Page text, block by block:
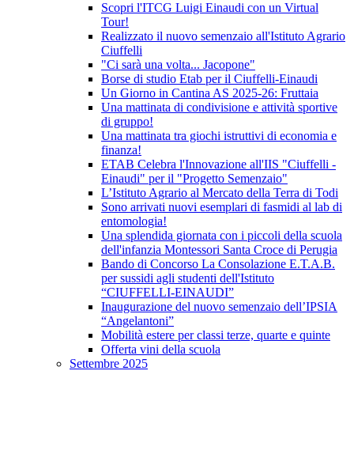
Scopri l'ITCG Luigi Einaudi con un Virtual
Tour!
Realizzato il nuovo semenzaio all'Istituto Agrario
Ciuffelli
"Ci sarà una volta... Jacopone"
Borse di studio Etab per il Ciuffelli-Einaudi
Un Giorno in Cantina AS 2025-26: Fruttaia
Una mattinata di condivisione e attività sportive
di gruppo!
Una mattinata tra giochi istruttivi di economia e
finanza!
ETAB Celebra l'Innovazione all'IIS "Ciuffelli -
Einaudi" per il "Progetto Semenzaio"
L’Istituto Agrario al Mercato della Terra di Todi
Sono arrivati nuovi esemplari di fasmidi al lab di
entomologia!
Una splendida giornata con i piccoli della scuola
dell'infanzia Montessori Santa Croce di Perugia
Bando di Concorso La Consolazione E.T.A.B.
per sussidi agli studenti dell'Istituto
“CIUFFELLI-EINAUDI”
Inaugurazione del nuovo semenzaio dell’IPSIA
“Angelantoni”
Mobilità estere per classi terze, quarte e quinte
Offerta vini della scuola
Settembre 2025